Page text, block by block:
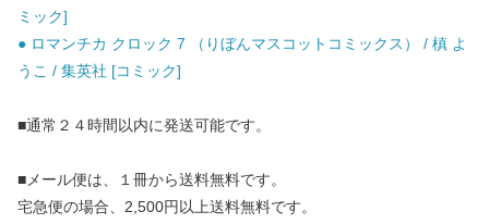
ミック]
● ロマンチカ クロック 7 （りぼんマスコットコミックス） / 槙 よ
うこ / 集英社 [コミック]
■通常２４時間以内に発送可能です。
■メール便は、１冊から送料無料です。
宅急便の場合、2,500円以上送料無料です。